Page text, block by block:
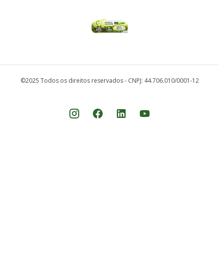
©2025 Todos os direitos reservados - CNPJ: 44.706.010/0001-12